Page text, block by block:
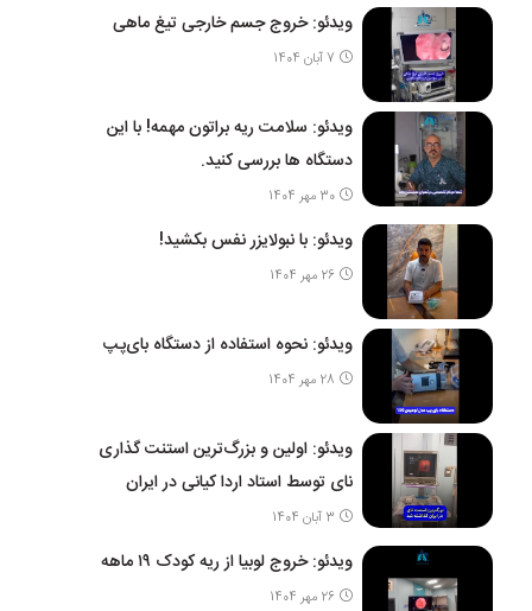
ویدئو: خروج جسم خارجی تیغ ماهی
7 آبان 1404
ویدئو: سلامت ریه براتون مهمه! با این
دستگاه ها بررسی کنید.
30 مهر 1404
ویدئو: با نبولایزر نفس بکشید!
26 مهر 1404
ویدئو: نحوه استفاده از دستگاه بای‌پپ
28 مهر 1404
ویدئو: اولین و بزرگ‌ترین استنت گذاری
نای توسط استاد اردا کیانی در ایران
3 آبان 1404
ویدئو: خروج لوبیا از ریه کودک ۱۹ ماهه
26 مهر 1404